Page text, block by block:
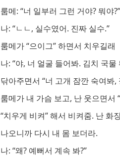
룸메: “너 일부러 그런 거야? 뭐야?”
나: “ㄴㄴ, 실수였어. 진짜 실수.”
룸메가 “으이그” 하면서 치우길래
나: “야, 너 얼굴 들어봐. 김치 국물
닦아주면서 “너 고개 잠깐 숙여봐
룸메가 내 가슴 보고, 난 웃으면서
“치우게 비켜” 해서 비켜줌. 난 화
나오니까 다시 내 몸 보더라.
나: “왜? 예뻐서 계속 봐?”